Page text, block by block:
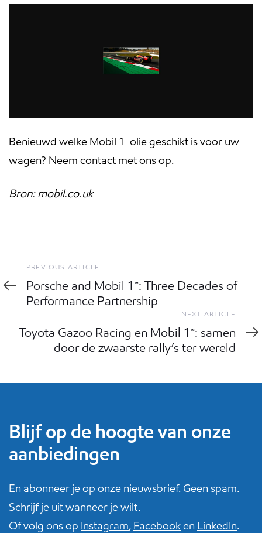
Benieuwd welke Mobil 1-olie geschikt is voor uw
wagen? Neem contact met ons op.
Bron: mobil.co.uk
Previous
Article
PREVIOUS ARTICLE
Porsche and Mobil 1™: Three Decades of
Performance Partnership
Article
NEXT ARTICLE
Toyota Gazoo Racing en Mobil 1™: samen
door de zwaarste rally’s ter wereld
Blijf op de hoogte van onze
aanbiedingen
En abonneer je op onze nieuwsbrief. Geen spam.
Schrijf je uit wanneer je wilt.
Of volg ons op Instagram, Facebooken LinkedIn.